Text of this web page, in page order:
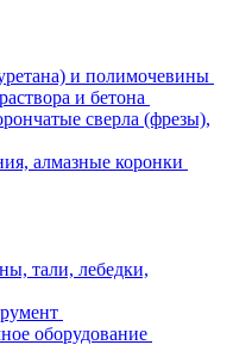
и полимочевины
и бетона
сверла (фрезы),
алмазные коронки
тали, лебедки,
оборудование